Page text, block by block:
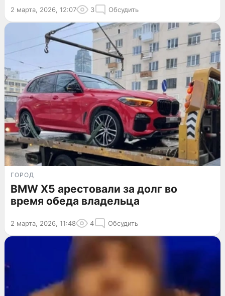
2 марта, 2026, 12:07 3 Обсудить
ГОРОД
BMW X5 арестовали за долг во
время обеда владельца
2 марта, 2026, 11:48 4 Обсудить